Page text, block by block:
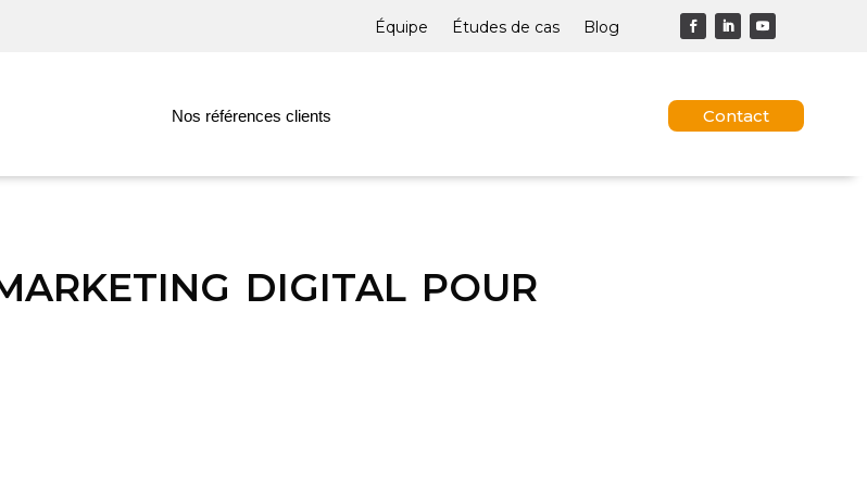
Équipe Études de cas Blog
Nos références clients Contact
digital pour